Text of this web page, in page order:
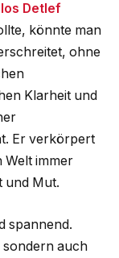
Detlef
könnte man
ohne
Klarheit und
Er verkörpert
Welt immer
und Mut.
spannend.
sondern auch